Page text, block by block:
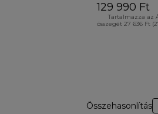
129 990 Ft
Tartalmazza az
összegét 27 636 Ft
Összehasonlítás